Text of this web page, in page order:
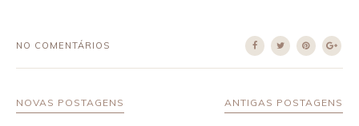
NO COMENTÁRIOS
NOVAS POSTAGENS ANTIGAS POSTAGENS